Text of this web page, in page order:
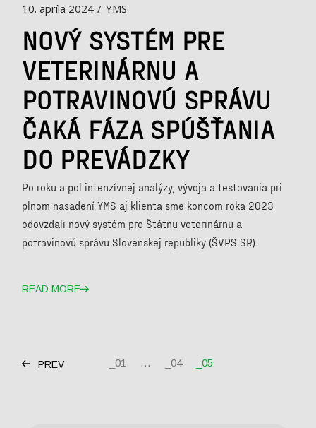
10. apríla 2024 YMS
NOVÝ SYSTÉM PRE
VETERINÁRNU A
POTRAVINOVÚ SPRÁVU
ČAKÁ FÁZA SPÚŠŤANIA
DO PREVÁDZKY
Po roku a pol intenzívnej analýzy, vývoja a testovania pri
plnom nasadení YMS aj klienta sme koncom roka 2023
odovzdali nový systém pre Štátnu veterinárnu a
potravinovú správu Slovenskej republiky (ŠVPS SR).
READ MORE
STRÁNKOVANIE
PREV 01 … 04 05